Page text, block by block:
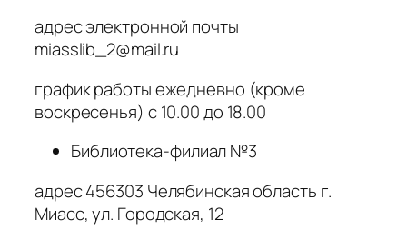
адрес электронной почты
miasslib_2@mail.ru
график работы ежедневно (кроме
воскресенья) с 10.00 до 18.00
Библиотека-филиал №3
адрес 456303 Челябинская область г.
Миасс, ул. Городская, 12